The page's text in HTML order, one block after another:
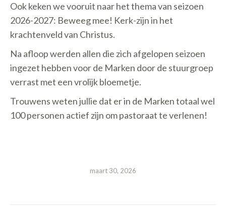
Ook keken we vooruit naar het thema van seizoen
2026-2027: Beweeg mee! Kerk-zijn in het
krachtenveld van Christus.
Na afloop werden allen die zich afgelopen seizoen
ingezet hebben voor de Marken door de stuurgroep
verrast met een vrolijk bloemetje.
Trouwens weten jullie dat er in de Marken totaal wel
100 personen actief zijn om pastoraat te verlenen!
maart 30, 2026